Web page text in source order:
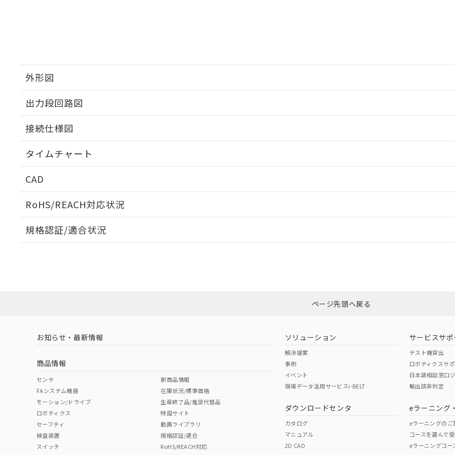
外形図
出力段回路図
接続仕様図
タイムチャート
CAD
RoHS/REACH対応状況
EU RoHS 注意事項・凡例
ダウンロードはこちら
中国 RoHS 注意事項・凡例
中国 RoHS表
Pb Hg Cr(VI)
規格認証/適合状況
（イギリス
（ノルウェー
（日本
（アメリカ
この製品の規格認証/適合
その他の認証はこちらのページからご
ページ先頭へ戻る
お知らせ・最新情報
商品情報
センサ
FAシステム機器
モーション/ドライブ
ロボティクス
セーフティ
検査装置
スイッチ
新商品情報
在庫状況/標準価格
生産終了品/推奨代替品
特設サイト
動画ライブラリ
規格認証/適合
RoHS/REACH対応
ソリューション
解決提案
事例
イベント
現場データ活用サービスi-BELT
ダウンロードセンタ
カタログ
マニュアル
2D CAD
サービスサポ
テスト機貸出
ロボティクスサ
日本語相談窓口
輸出該非判定
eラーニング
eラーニングのご
コースを選んで
eラーニングコー